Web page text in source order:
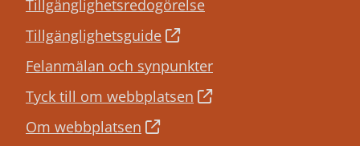
Tillgänglighetsredogörelse
Tillgänglighetsguide
Felanmälan och synpunkter
Tyck till om webbplatsen
Om webbplatsen